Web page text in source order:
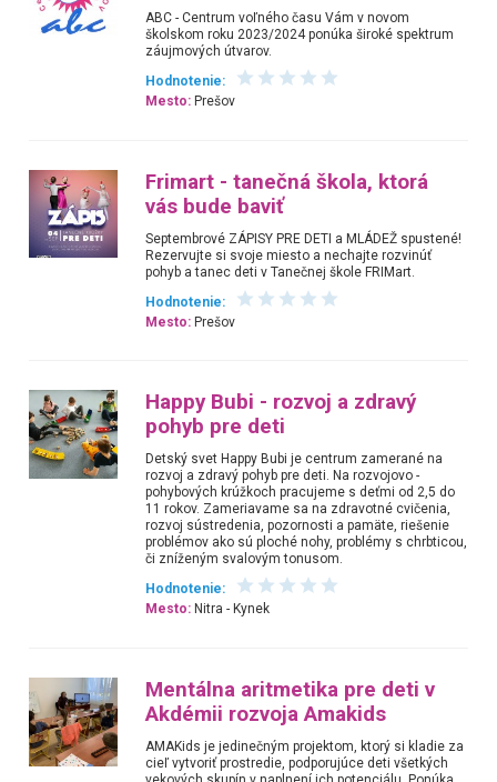
ABC - Centrum voľného času Vám v novom
školskom roku 2023/2024 ponúka široké spektrum
záujmových útvarov.
Hodnotenie:
Mesto: Prešov
Frimart - tanečná škola, ktorá
vás bude baviť
Septembrové ZÁPISY PRE DETI a MLÁDEŽ spustené!
Rezervujte si svoje miesto a nechajte rozvinúť
pohyb a tanec deti v Tanečnej škole FRIMart.
Hodnotenie:
Mesto: Prešov
Happy Bubi - rozvoj a zdravý
pohyb pre deti
Detský svet Happy Bubi je centrum zamerané na
rozvoj a zdravý pohyb pre deti. Na rozvojovo -
pohybových krúžkoch pracujeme s deťmi od 2,5 do
11 rokov. Zameriavame sa na zdravotné cvičenia,
rozvoj sústredenia, pozornosti a pamäte, riešenie
problémov ako sú ploché nohy, problémy s chrbticou,
či zníženým svalovým tonusom.
Hodnotenie:
Mesto: Nitra - Kynek
Mentálna aritmetika pre deti v
Akdémii rozvoja Amakids
AMAKids je jedinečným projektom, ktorý si kladie za
cieľ vytvoriť prostredie, podporujúce deti všetkých